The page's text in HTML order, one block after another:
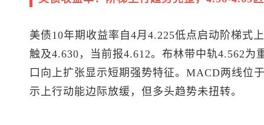
美债10年期收益率自4月4.225低点启动阶梯式
触及4.630，当前报4.612。布林带中轨4.562为
口向上扩张显示短期强势特征。MACD两线位
示上行动能边际放缓，但多头趋势未扭转。